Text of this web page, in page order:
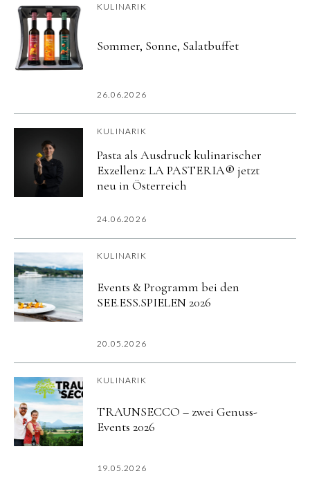
KULINARIK
Sommer, Sonne, Salatbuffet
26.06.2026
KULINARIK
Pasta als Ausdruck kulinarischer
Exzellenz: LA PASTERIA® jetzt
neu in Österreich
24.06.2026
KULINARIK
Events & Programm bei den
SEE.ESS.SPIELEN 2026
20.05.2026
KULINARIK
TRAUNSECCO – zwei Genuss-
Events 2026
19.05.2026